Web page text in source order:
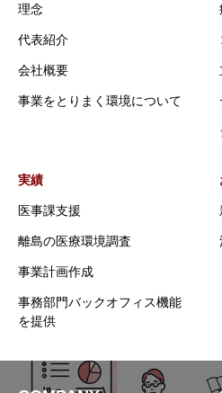
理念
代表紹介
会社概要
事業をとりまく環境について
実績
医事課支援
離島の医療環境調査
事業計画作成
事務部門バックオフィス機能
を提供